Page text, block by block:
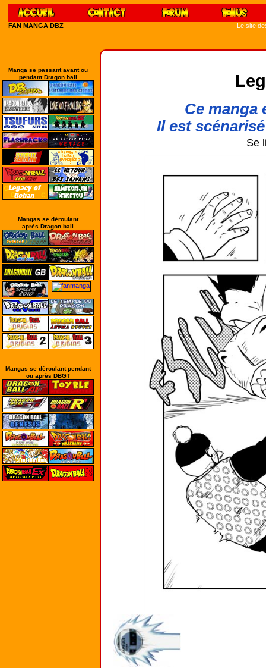
FAN MANGA DBZ Le site
Manga se passant avant ou
pendant Dragon ball
Mangas se déroulant
après Dragon ball
Mangas se déroulant pendant
ou après DBGT
Ce manga
Il est
Se